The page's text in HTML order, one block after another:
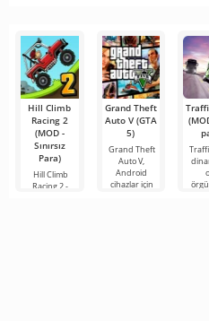
Hill Climb
Racing 2
(MOD -
Sınırsız
Para)
Hill Climb
Racing 2 -
Grand Theft
Auto V (GTA
5)
Grand Theft
Auto V,
Android
cihazlar için